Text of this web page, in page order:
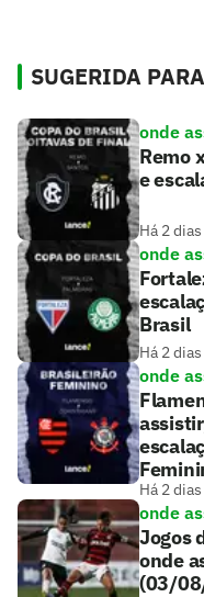
SUGERIDA
onde
Remo
e
Há 2 dias
onde
Brasil
Há 2 dias
onde
Há 2 dias
onde
Jogos
onde
(03/